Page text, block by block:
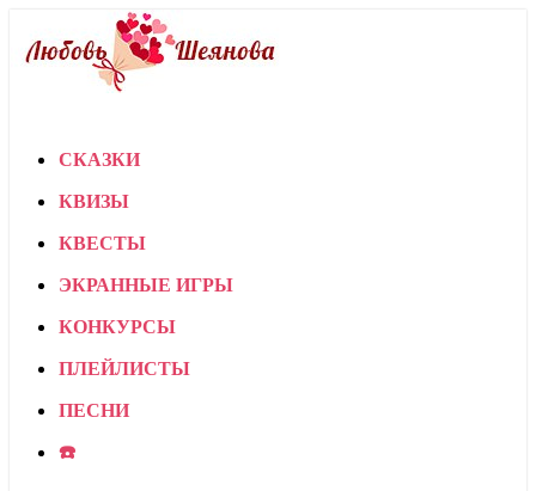
СКАЗКИ
КВИЗЫ
КВЕСТЫ
ЭКРАННЫЕ ИГРЫ
КОНКУРСЫ
ПЛЕЙЛИСТЫ
ПЕСНИ
☎️